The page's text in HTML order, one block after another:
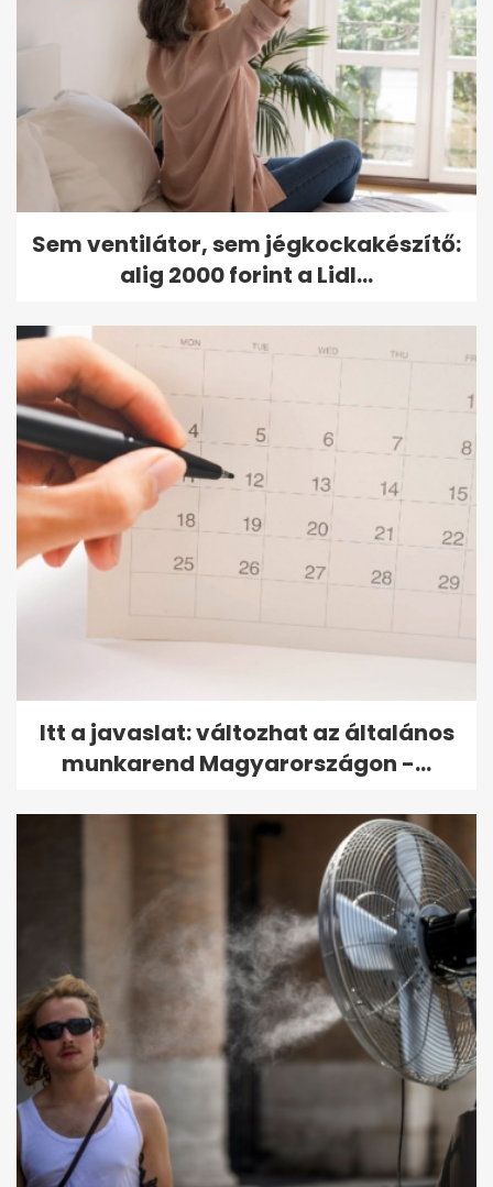
Sem ventilátor, sem jégkockakészítő:
alig 2000 forint a Lidl...
Itt a javaslat: változhat az általános
munkarend Magyarországon -...